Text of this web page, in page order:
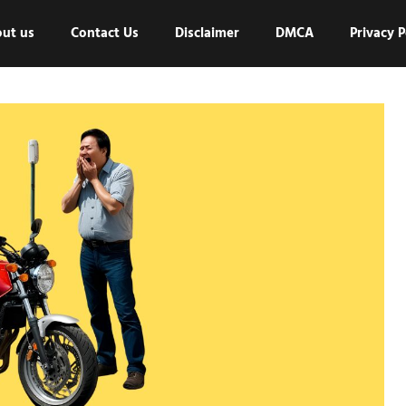
us Contact Us Disclaimer DMCA Privacy